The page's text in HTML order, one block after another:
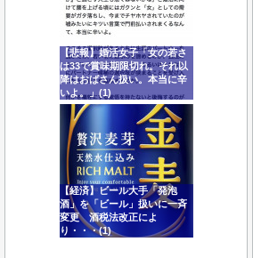
【悲報】婚活女子「女の若さ
は33で賞味期限切れ。それ以
降はおばさん扱い。本当に辛
いよ。」(1)
【経済】ビール大手「発泡
酒」を「ビール」扱いに一斉
変更 酒税法改正によ
り・・・(1)